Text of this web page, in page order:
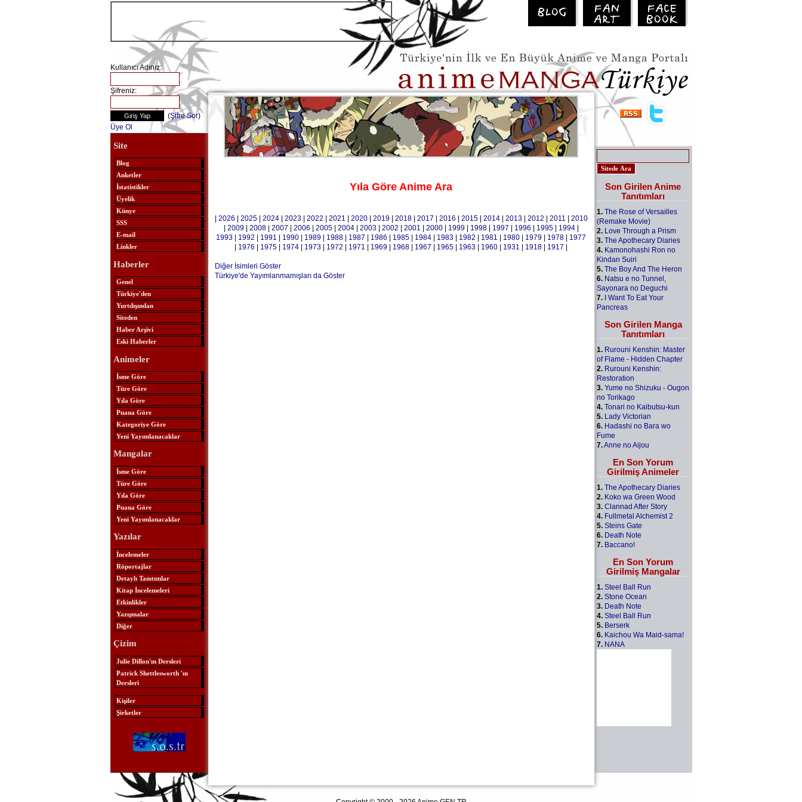
Kullanıcı Adınız:
Şifreniz:
(Şifre Sor)
Üye Ol
Site
Blog
Anketler
İstatistikler
Üyelik
Künye
SSS
E-mail
Linkler
Haberler
Genel
Türkiye'den
Yurtdışından
Siteden
Haber Arşivi
Eski Haberler
Animeler
İsme Göre
Türe Göre
Yıla Göre
Puana Göre
Kategoriye Göre
Yeni Yayımlanacaklar
Mangalar
İsme Göre
Türe Göre
Yıla Göre
Puana Göre
Yeni Yayımlanacaklar
Yazılar
İncelemeler
Röportajlar
Detaylı Tanıtımlar
Kitap İncelemeleri
Etkinlikler
Yazışmalar
Diğer
Çizim
Julie Dillon'ın Dersleri
Patrick Shettlesworth 'ın
Dersleri
Kişiler
Şirketler
Yıla Göre Anime Ara
2026 2025| 2024| 2023| 2022 2021 2020| 2019| 2018| 2017 2016 2015| 2014| 2013| 2012 2011
2010
2009| 2008| 2007 2006 2005| 2004| 2003| 2002 2001 2000| 1999| 1998| 1997 1996 1995| 1994|
1993
1992 1991 1990 1989 1988 1987 1986 1985 1984 1983 1982 1981 1980 1979 1978
1977
1976 1975 1974 1973 1972 1971 1969 1968 1967 1965 1963 1960 1931 1918 1917
Diğer İsimleri Göster
Türkiye'de Yayımlanmamışları da Göster
Son Girilen Anime
Tanıtımları
1. The Rose of Versailles
(Remake Movie)
2. Love Through a Prism
3. The Apothecary Diaries
4. Kamonohashi Ron no
Kindan Suiri
5. The Boy And The Heron
6. Natsu e no Tunnel,
Sayonara no Deguchi
7. I Want To Eat Your
Pancreas
Son Girilen Manga
Tanıtımları
1. Rurouni Kenshin: Master
of Flame - Hidden Chapter
2. Rurouni Kenshin:
Restoration
3. Yume no Shizuku - Ougon
no Torikago
4. Tonari no Kaibutsu-kun
5. Lady Victorian
6. Hadashi no Bara wo
Fume
7.Anne no Aijou
En Son Yorum
Girilmiş Animeler
1. The Apothecary Diaries
2. Koko wa Green Wood
3. Clannad After Story
4. Fullmetal Alchemist 2
5. Steins Gate
6. Death Note
7. Baccano!
En Son Yorum
Girilmiş Mangalar
1. Steel Ball Run
2. Stone Ocean
3. Death Note
4. Steel Ball Run
5. Berserk
6. Kaichou Wa Maid-sama!
7. NANA